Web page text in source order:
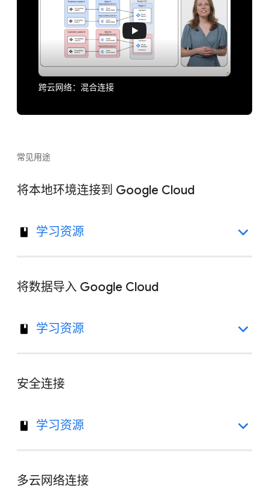
跨云网络：混合连接
常见用途
将本地环境连接到 Google Cloud
学习资源
将数据导入 Google Cloud
学习资源
安全连接
学习资源
多云网络连接